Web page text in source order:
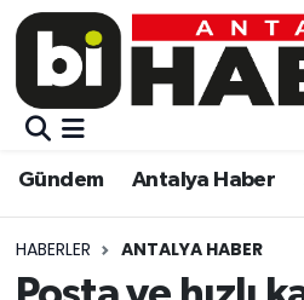
Gündem Antalya Haber
HABERLER ANTALYA HABER
Gündem
Siyaset
Ekonomi
Gündem
Siyaset
Eğitim
Muratpaşa Nöbetçi
Muratpaşa Trafik
Süper Lig Puan